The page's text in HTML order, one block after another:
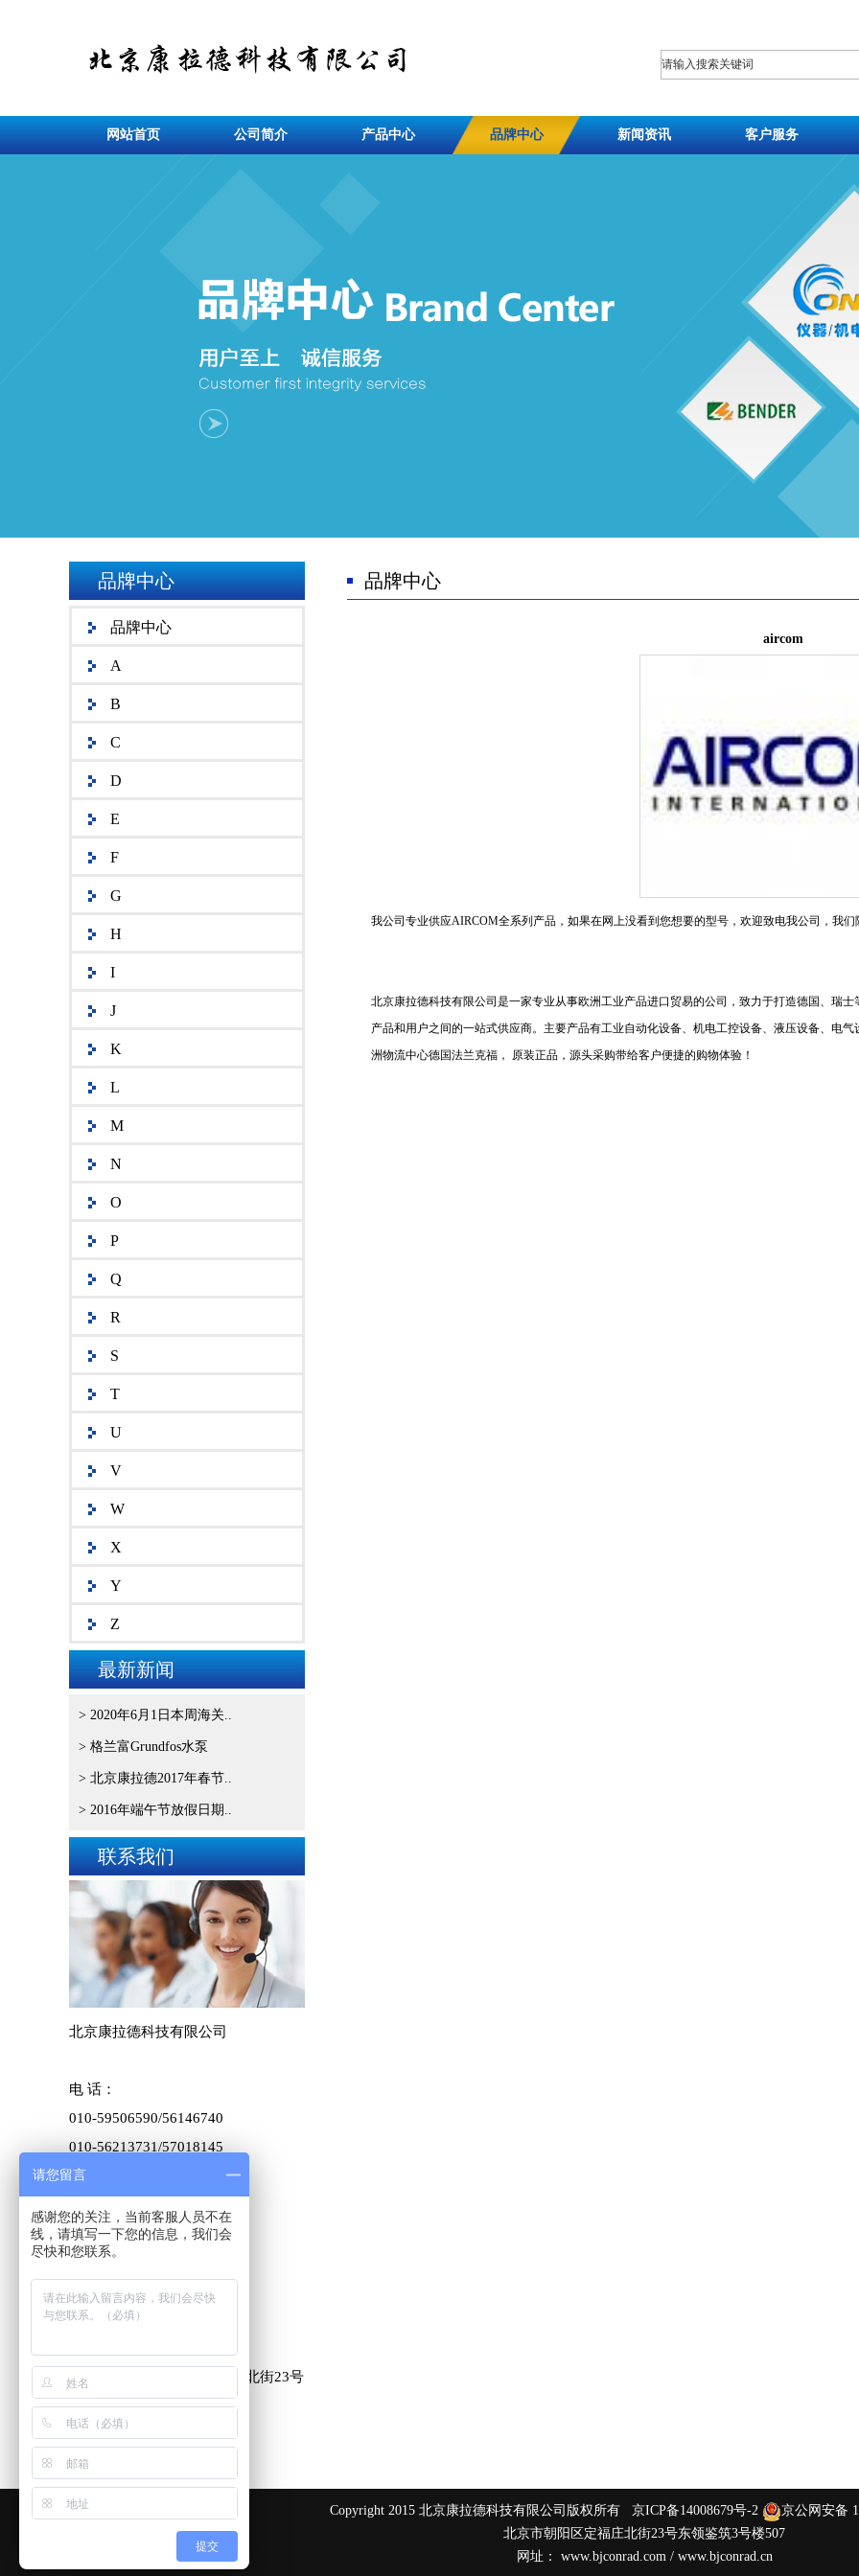
网站首页 公司简介 产品中心 品牌中心 新闻资讯 客户服务
品牌中心
品牌中心
A
B
C
D
E
F
G
H
I
J
K
L
M
N
O
P
Q
R
S
T
U
V
W
X
Y
Z
最新新闻
> 2020年6月1日本周海关..
> 格兰富Grundfos水泵
> 北京康拉德2017年春节..
> 2016年端午节放假日期..
联系我们
北京康拉德科技有限公司
电 话：
010-59506590/56146740
010-56213731/57018145
010-56078794/57428837
010-56146738
传 真：010-59506590
地 址：北京市朝阳区定福庄北街23号
东领鉴筑3号楼507
品牌中心
aircom
我公司专业供应AIRCOM全系列产品，如果在网上没看到您想要的型号，欢迎致电我公司，我们
北京康拉德科技有限公司是一家专业从事欧洲工业产品进口贸易的公司，致力于打造德国、瑞
产品和用户之间的一站式供应商。主要产品有工业自动化设备、机电工控设备、液压设备、电
洲物流中心德国法兰克福， 原装正品，源头采购带给客户便捷的购物体验！
Copyright 2015 北京康拉德科技有限公司版权所有 京ICP备14008679号-2
京公网安备
北京市朝阳区定福庄北街23号东领鉴筑3号楼507
网址： www.bjconrad.com/ www.bjconrad.cn
请您留言
感谢您的关注，当前客服人员不在
线，请填写一下您的信息，我们会
尽快和您联系。
提交